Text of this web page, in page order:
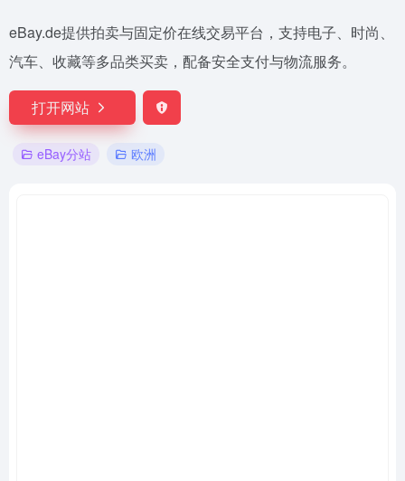
eBay.de提供拍卖与固定价在线交易平台，支持电子、时尚、
汽车、收藏等多品类买卖，配备安全支付与物流服务。
打开网站
eBay分站 欧洲